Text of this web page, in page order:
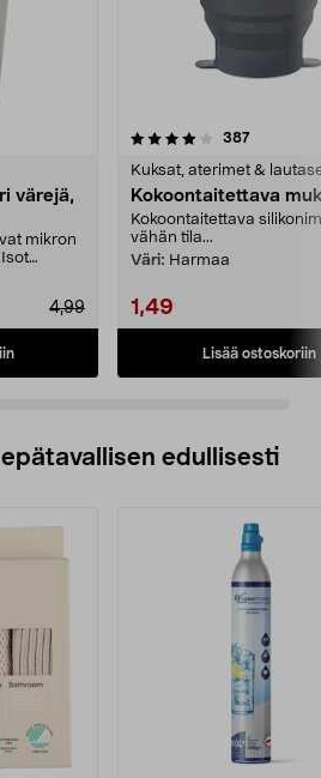
värejä,
mikron
4,99
387arvostelut
Kuksat, aterimet &
Kokoontaitettava
Kokoontaitettava
vähän tila...
Väri: Harmaa
1,49
Lisää ostoskoriin
4.5 viidestä
edullisesti